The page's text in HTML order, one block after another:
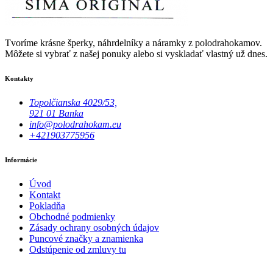
Tvoríme krásne šperky, náhrdelníky a náramky z polodrahokamov.
Môžete si vybrať z našej ponuky alebo si vyskladať vlastný už dnes.
Kontakty
Topolčianska 4029/53,
921 01 Banka
info@polodrahokam.eu
+421903775956
Informácie
Úvod
Kontakt
Pokladňa
Obchodné podmienky
Zásady ochrany osobných údajov
Puncové značky a znamienka
Odstúpenie od zmluvy tu